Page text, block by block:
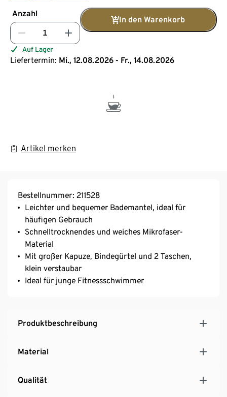
Anzahl
In den Warenkorb
Auf Lager
Liefertermin: Mi., 12.08.2026 - Fr., 14.08.2026
Artikel merken
Bestellnummer: 211528
Leichter und bequemer Bademantel, ideal für
häufigen Gebrauch
Schnelltrocknendes und weiches Mikrofaser-
Material
Mit großer Kapuze, Bindegürtel und 2 Taschen,
klein verstaubar
Ideal für junge Fitnessschwimmer
Produktbeschreibung
Material
Qualität